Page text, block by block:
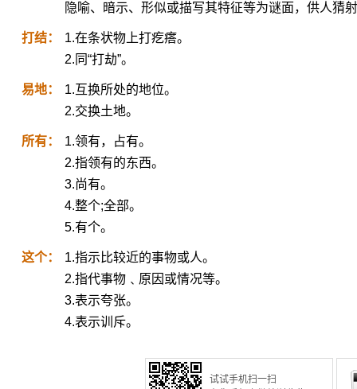
隐喻、暗示、形似或描写其特征等为谜面，供人猜
打结：
1.在条状物上打疙瘩。
2.同“打劫”。
易地：
1.互换所处的地位。
2.交换土地。
所有：
1.领有，占有。
2.指领有的东西。
3.尚有。
4.整个;全部。
5.有个。
这个：
1.指示比较近的事物或人。
2.指代事物﹑原因或情况等。
3.表示夸张。
4.表示训斥。
试试手机扫一扫